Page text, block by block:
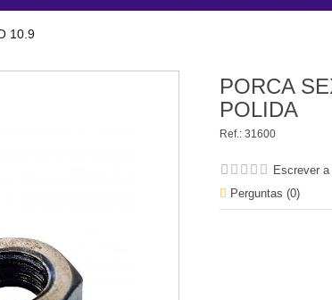
10.9
PORCA
POLIDA
Ref.: 31600
Escrever
Perguntas (0)